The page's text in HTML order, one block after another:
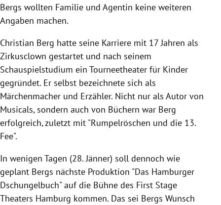
Bergs wollten Familie und Agentin keine weiteren
Angaben machen.
Christian Berg hatte seine Karriere mit 17 Jahren als
Zirkusclown gestartet und nach seinem
Schauspielstudium ein Tourneetheater für Kinder
gegründet. Er selbst bezeichnete sich als
Märchenmacher und Erzähler. Nicht nur als Autor von
Musicals, sondern auch von Büchern war Berg
erfolgreich, zuletzt mit "Rumpelröschen und die 13.
Fee".
In wenigen Tagen (28. Jänner) soll dennoch wie
geplant Bergs nächste Produktion "Das Hamburger
Dschungelbuch" auf die Bühne des First Stage
Theaters Hamburg kommen. Das sei Bergs Wunsch